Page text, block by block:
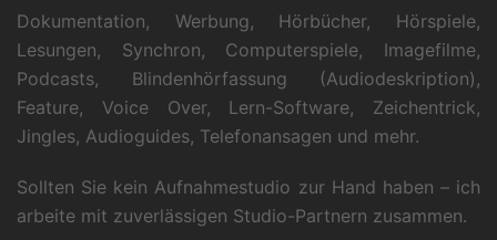
Dokumentation, Werbung, Hörbücher, Hörspiele,
Lesungen, Synchron, Computerspiele, Imagefilme,
Podcasts, Blindenhörfassung (Audiodeskription),
Feature, Voice Over, Lern-Software, Zeichentrick,
Jingles, Audioguides, Telefonansagen und mehr.
Sollten Sie kein Aufnahmestudio zur Hand haben – ich
arbeite mit zuverlässigen Studio-Partnern zusammen.